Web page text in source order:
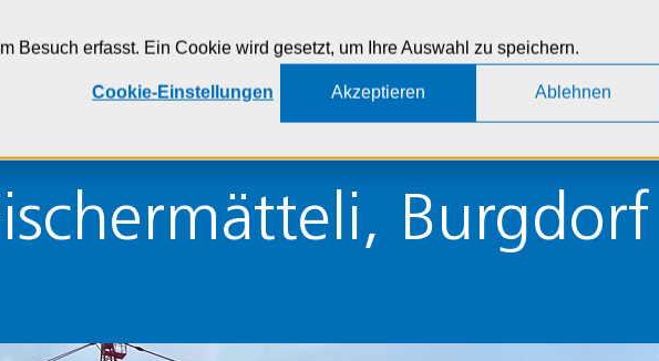
Besuch erfasst. Ein Cookie wird gesetzt, um Ihre Auswahl zu speichern.
Cookie-Einstellungen Akzeptieren Ablehnen
Burgdorf